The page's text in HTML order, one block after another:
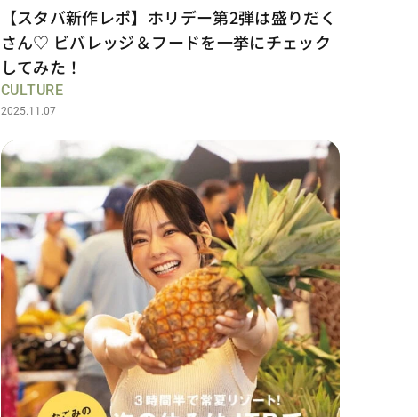
【スタバ新作レポ】ホリデー第2弾は盛りだく
さん♡ ビバレッジ＆フードを一挙にチェック
してみた！
CULTURE
2025.11.07